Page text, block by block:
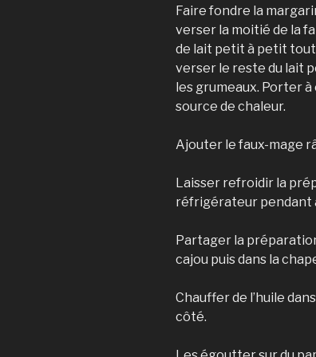
Faire fondre la
verser la moitié de la
de lait petit à petit
verser le reste du lait
les grumeaux. Porter
source de chaleur.
Ajouter le faux-mage
Laisser refroidir la
réfrigérateur pendant
Partager la
cajou puis dans la
Chauffer de l’huile
côté.